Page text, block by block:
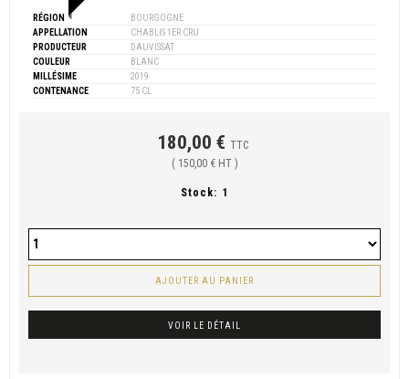
RÉGION
BOURGOGNE
APPELLATION
CHABLIS 1ER CRU
PRODUCTEUR
DAUVISSAT
COULEUR
BLANC
MILLÉSIME
2019
CONTENANCE
75 CL
180,00 € TTC
( 150,00 € HT )
Stock: 1
AJOUTER AU PANIER
VOIR LE DÉTAIL